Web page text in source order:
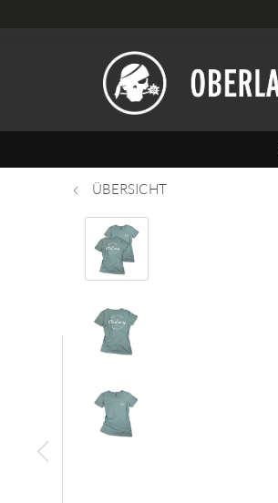
ÜBERSICHT